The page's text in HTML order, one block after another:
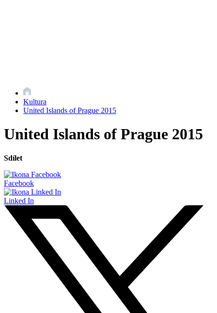
Kultura
United Islands of Prague 2015
United Islands of Prague 2015
Sdílet
Facebook
Linked In